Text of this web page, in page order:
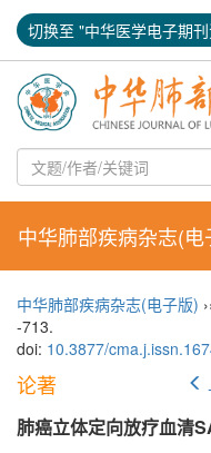
切换至 "中华医学电子期
中华肺部疾病杂志(电
中华肺部疾病杂志(电子版)
-713.
doi: 10.3877/
论著
肺癌立体定向放疗血清